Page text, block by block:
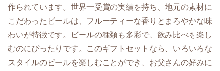
作られています。世界一受賞の実績を持ち、地元の素材に
こだわったビールは、フルーティーな香りとまろやかな味
わいが特徴です。ビールの種類も多彩で、飲み比べを楽し
むのにぴったりです。このギフトセットなら、いろいろな
スタイルのビールを楽しむことができ、お父さんの好みに